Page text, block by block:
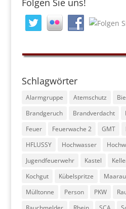
Folgen Sie uns!
Schlagwörter
Alarmgruppe Atemschutz
Brandgeruch
Brandverdacht
Feuer
Feuerwache 2 GMT
HFLUSSY
Hochwasser
Jugendfeuerwehr
Kastel
Kochgut
Kübelspritze
Mülltonne
Person PKW